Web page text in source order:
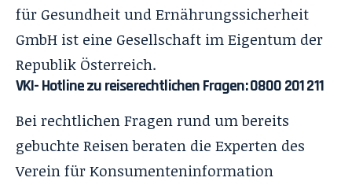
für Gesundheit und Ernährungssicherheit
GmbH ist eine Gesellschaft im Eigentum der
Republik Österreich.
VKI-Hotline zu reiserechtlichen Fragen: 0800 201 211
Bei rechtlichen Fragen rund um bereits
gebuchte Reisen beraten die Experten des
Verein für Konsumenteninformation